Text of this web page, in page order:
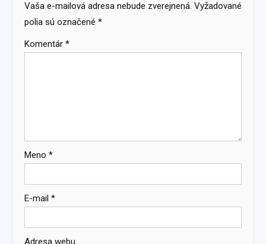
Vaša e-mailová adresa nebude zverejnená. Vyžadované
polia sú označené *
Komentár *
Meno *
E-mail *
Adresa webu